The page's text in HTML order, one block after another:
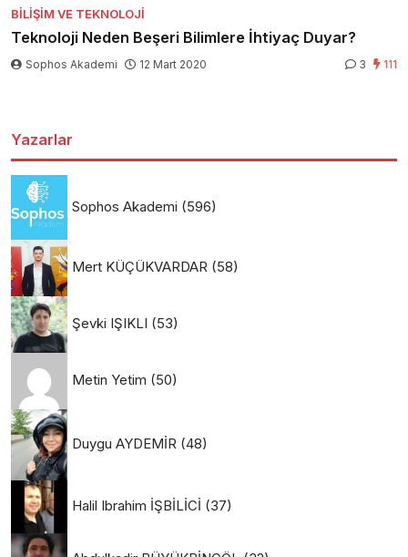
BILIŞIM VE TEKNOLOJI
Teknoloji Neden Beşeri Bilimlere İhtiyaç Duyar?
Sophos Akademi 12 Mart 2020 3 111
Yazarlar
Sophos Akademi (596)
Mert KÜÇÜKVARDAR (58)
Şevki IŞIKLI (53)
Metin Yetim (50)
Duygu AYDEMİR (48)
Halil Ibrahim İŞBİLİCİ (37)